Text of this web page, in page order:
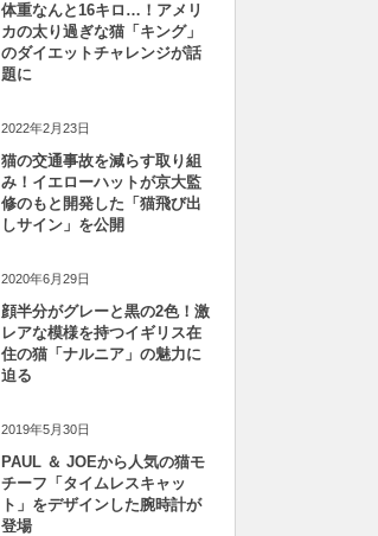
体重なんと16キロ…！アメリ
カの太り過ぎな猫「キング」
のダイエットチャレンジが話
題に
2022年2月23日
猫の交通事故を減らす取り組
み！イエローハットが京大監
修のもと開発した「猫飛び出
しサイン」を公開
2020年6月29日
顔半分がグレーと黒の2色！激
レアな模様を持つイギリス在
住の猫「ナルニア」の魅力に
迫る
2019年5月30日
PAUL ＆ JOEから人気の猫モ
チーフ「タイムレスキャッ
ト」をデザインした腕時計が
登場